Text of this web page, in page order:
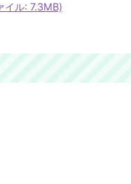
イル: 7.3MB)